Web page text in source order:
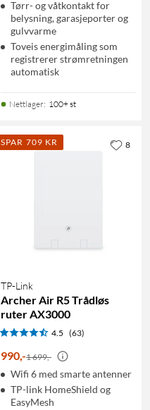
Tørr- og våtkontakt for
belysning, garasjeporter og
gulvvarme
Toveis energimåling som
registrerer strømretningen
automatisk
Nettlager: 100+ st
SPAR 709 KR
TP-Link
Archer Air R5 Trådløs
ruter AX3000
4.5 (63)
990,-1 699,-
Wifi 6 med smarte antenner
TP-link HomeShield og
EasyMesh
8